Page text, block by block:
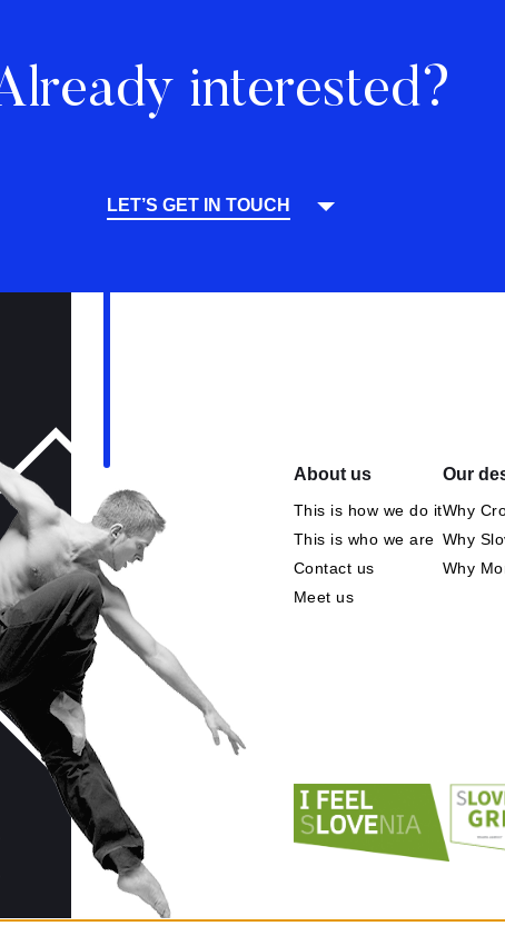
interested?
LET’S GET IN TOUCH
About us
This is how we do it
This is who we are
Contact us
Meet us
Our
Why
Why
Why